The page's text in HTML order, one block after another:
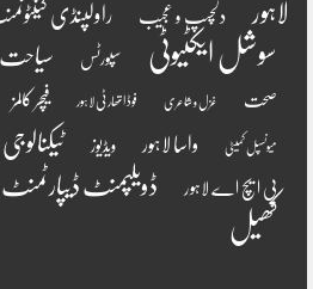
لاہور
دلچسپ و عجیب راولپنڈی
سوشل ایکٹیوٹی سپورٹس سیاحت
صحت غزل و شاعری فوڈ اتھارٹی لاہور فیچر کالمز
میونسپل کمیٹی واسا لاہور ویڈیوز ٹیکنالوجی
پی ایچ اے لاہور ڈویلپمنٹ ڈیپارٹمنٹ
کھیل